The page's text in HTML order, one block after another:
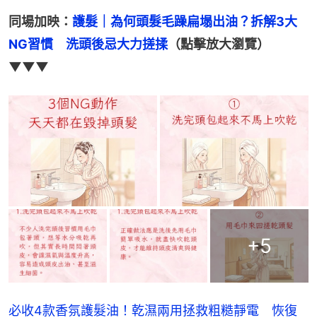
同場加映： 護髮｜為何頭髮毛躁扁塌出油？拆解3大
NG習慣　洗頭後忌大力搓揉 （點擊放大瀏覽）
▼▼▼
+5
必收4款香氛護髮油！乾濕兩用拯救粗糙靜電 恢復